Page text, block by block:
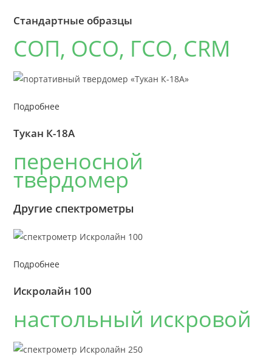
Cтандартные образцы
СОП, ОСО, ГСО, CRM
Подробнее
Тукан К-18А
переносной
твердомер
Другие спектрометры
Подробнее
Искролайн 100
настольный искровой